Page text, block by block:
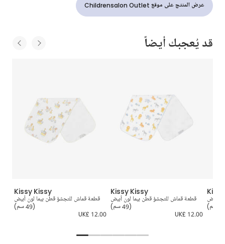
عرض المنتج على موقع Childrensalon Outlet
قد يُعجبك أيضاً
Kissy Kissy
قطعة قماش للتجشؤ قطن بيما لون أبيض
(49 سم)
UK£ 12.00
Kissy Kissy
قطعة قماش للتجشؤ قطن بيما لون أبيض
(49 سم)
UK£ 12.00
وأبيض